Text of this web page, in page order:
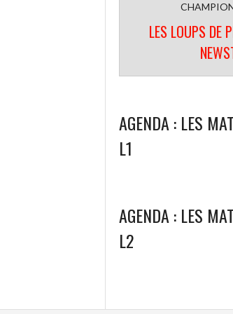
LES LOUPS DE
AGENDA : LES
L1
AGENDA : LES
L2